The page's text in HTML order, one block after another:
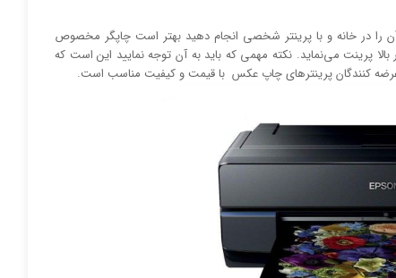
را در خانه و با پرینتر شخصی انجام دهید بهتر است چاپگر مخصوص
پرینت می‌نماید. نکته مهمی که باید به آن توجه نمایید این است که
کنندگان پرینتر‌های چاپ عکس با قیمت و کیفیت مناسب است.